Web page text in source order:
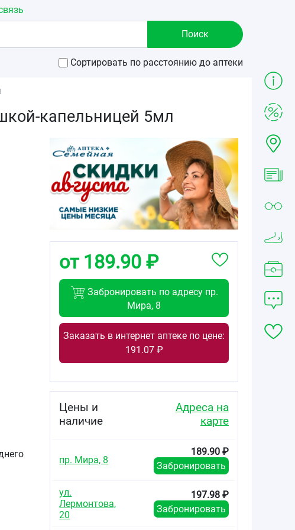
Сортировать по расстоянию до аптеки
капельницей 5мл
от 189.90 ₽
Забронировать по адресу пр.
Мира, 8
Заказать в интернет аптеке по цене:
191.07 ₽
Цены и
наличие
Адреса на
карте
пр. Мира, 8
189.90 ₽
Забронировать
ул.
Лермонтова,
20
197.98 ₽
Забронировать